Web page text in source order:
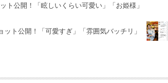
ト公開！「眩しいくらい可愛い」「お姫様」
ト公開！「可愛すぎ」「雰囲気バッチリ」